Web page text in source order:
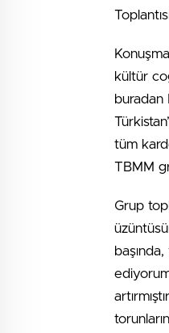
kültür
buradan
tüm
TBMM
Grup